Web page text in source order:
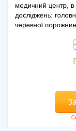
медичний центр, в
досліджень:
черевної